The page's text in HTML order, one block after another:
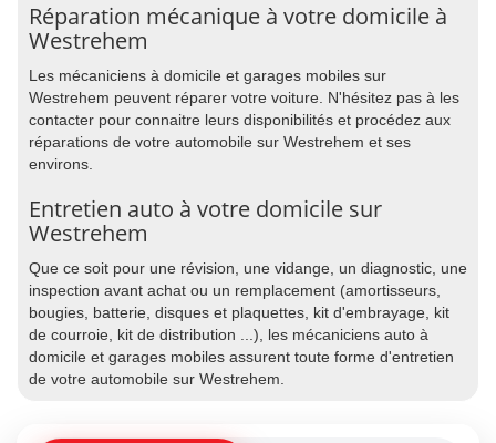
Réparation mécanique à votre domicile à
Westrehem
Les mécaniciens à domicile et garages mobiles sur
Westrehem peuvent réparer votre voiture. N'hésitez pas à les
contacter pour connaitre leurs disponibilités et procédez aux
réparations de votre automobile sur Westrehem et ses
environs.
Entretien auto à votre domicile sur
Westrehem
Que ce soit pour une révision, une vidange, un diagnostic, une
inspection avant achat ou un remplacement (amortisseurs,
bougies, batterie, disques et plaquettes, kit d'embrayage, kit
de courroie, kit de distribution ...), les mécaniciens auto à
domicile et garages mobiles assurent toute forme d'entretien
de votre automobile sur Westrehem.